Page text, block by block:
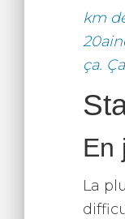
km
ça.
En
La